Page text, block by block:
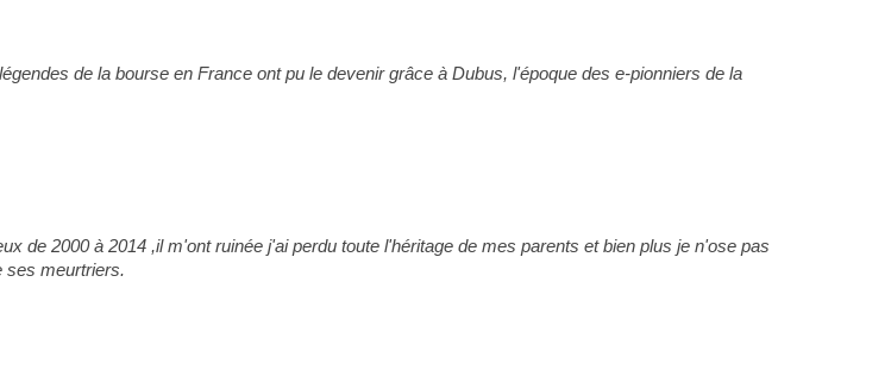
de la bourse en France ont pu le devenir grâce à Dubus, l'époque des e-pionniers de la
de 2000 à 2014 ,il m'ont ruinée j'ai perdu toute l'héritage de mes parents et bien plus je n'ose pas
ses meurtriers.